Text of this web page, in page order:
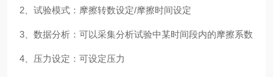
2、试验模式：摩擦转数设定/摩擦时间设定
3、数据分析：可以采集分析试验中某时间段内的摩擦系数
4、压力设定：可设定压力